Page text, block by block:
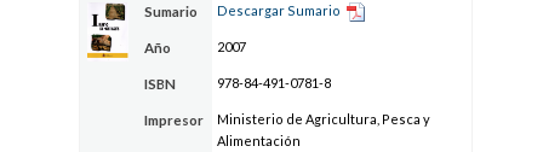
Sumario Descargar Sumario
Año 2007
ISBN 978-84-491-0781-8
Impresor
Ministerio de Agricultura, Pesca y
Alimentación